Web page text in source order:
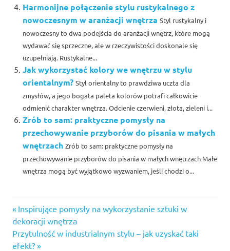
Harmonijne połączenie stylu rustykalnego z
nowoczesnym w aranżacji wnętrza Styl rustykalny i
nowoczesny to dwa podejścia do aranżacji wnętrz, które mogą
wydawać się sprzeczne, ale w rzeczywistości doskonale się
uzupełniają. Rustykalne...
Jak wykorzystać kolory we wnętrzu w stylu
orientalnym? Styl orientalny to prawdziwa uczta dla
zmysłów, a jego bogata paleta kolorów potrafi całkowicie
odmienić charakter wnętrza. Odcienie czerwieni, złota, zieleni i...
Zrób to sam: praktyczne pomysły na
przechowywanie przyborów do pisania w małych
wnętrzach Zrób to sam: praktyczne pomysły na
przechowywanie przyborów do pisania w małych wnętrzach Małe
wnętrza mogą być wyjątkowo wyzwaniem, jeśli chodzi o...
Nawigacja
wpisu
Previous
Post:
Inspirujące pomysły na wykorzystanie sztuki w
dekoracji wnętrza
Next
Post:
Przytulność w industrialnym stylu – jak uzyskać taki
efekt?